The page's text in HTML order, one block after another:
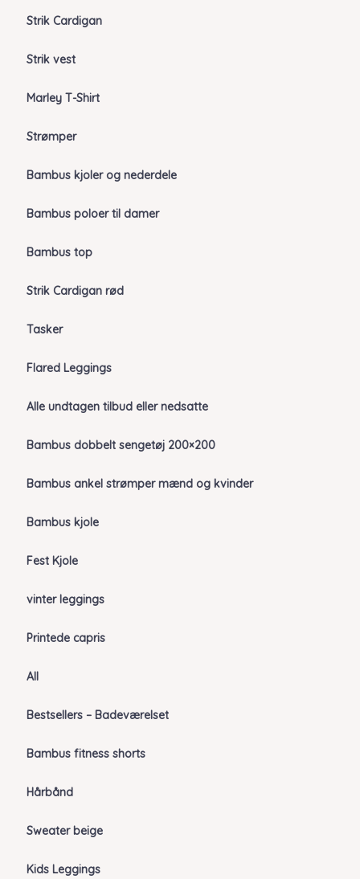
Strik Cardigan
Strik vest
Marley T-Shirt
Strømper
Bambus kjoler og nederdele
Bambus poloer til damer
Bambus top
Strik Cardigan rød
Tasker
Flared Leggings
Alle undtagen tilbud eller nedsatte
Bambus dobbelt sengetøj 200×200
Bambus ankel strømper mænd og kvinder
Bambus kjole
Fest Kjole
vinter leggings
Printede capris
All
Bestsellers – Badeværelset
Bambus fitness shorts
Hårbånd
Sweater beige
Kids Leggings